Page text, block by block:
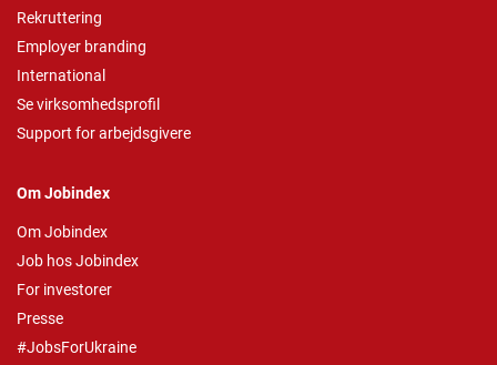
Rekruttering
Employer branding
International
Se virksomhedsprofil
Support for arbejdsgivere
Om Jobindex
Om Jobindex
Job hos Jobindex
For investorer
Presse
#JobsForUkraine